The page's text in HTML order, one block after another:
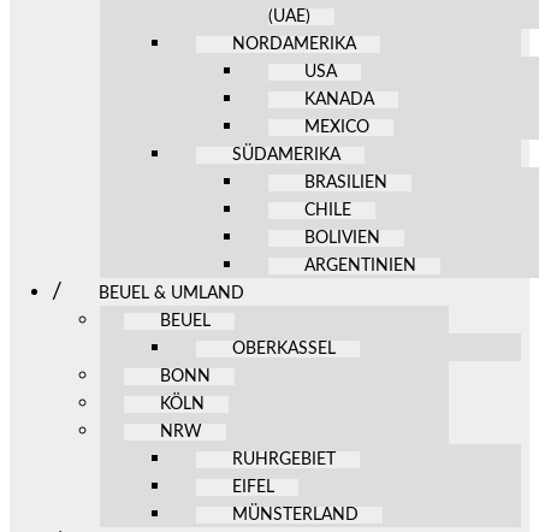
(UAE)
NORDAMERIKA
USA
KANADA
MEXICO
SÜDAMERIKA
BRASILIEN
CHILE
BOLIVIEN
ARGENTINIEN
BEUEL & UMLAND
BEUEL
OBERKASSEL
BONN
KÖLN
NRW
RUHRGEBIET
EIFEL
MÜNSTERLAND